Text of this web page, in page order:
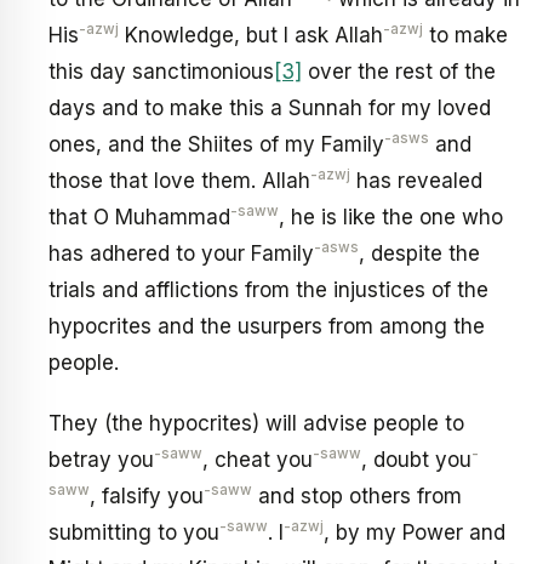
His-azwj Knowledge, but I ask Allah-azwj to make
this day sanctimonious [3] over the rest of the
days and to make this a Sunnah for my loved
ones, and the Shiites of my Family-asws and
those that love them. Allah-azwj has revealed
that O Muhammad -saww, he is like the one who
has adhered to your Family-asws, despite the
trials and afflictions from the injustices of the
hypocrites and the usurpers from among the
people.
They (the hypocrites) will advise people to
betray you-saww, cheat you-saww, doubt you-
saww, falsify you-saww and stop others from
submitting to you-saww. I-azwj, by my Power and